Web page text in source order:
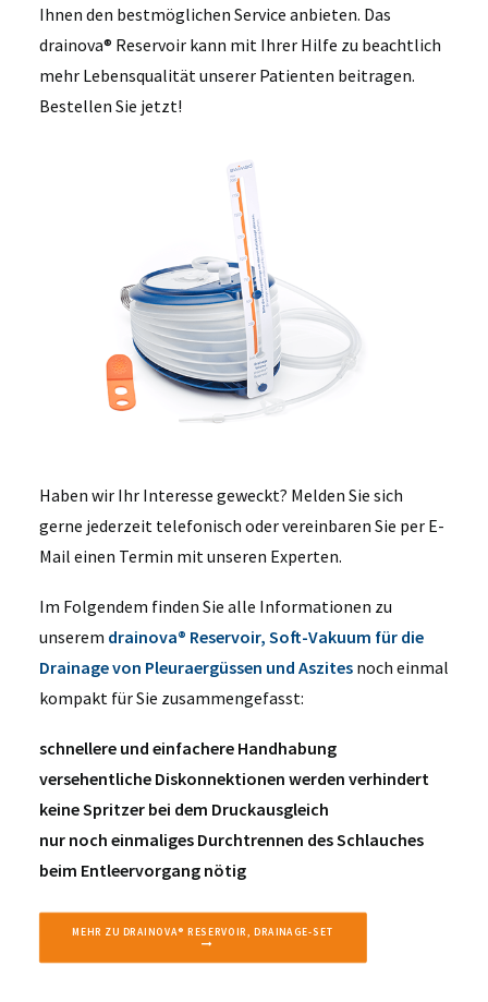
Ihnen den bestmöglichen Service anbieten. Das
drainova® Reservoir kann mit Ihrer Hilfe zu beachtlich
mehr Lebensqualität unserer Patienten beitragen.
Bestellen Sie jetzt!
Haben wir Ihr Interesse geweckt? Melden Sie sich
gerne jederzeit telefonisch oder vereinbaren Sie per E-
Mail einen Termin mit unseren Experten.
Im Folgendem finden Sie alle Informationen zu
unserem drainova® Reservoir, Soft-Vakuum für die
Drainage von Pleuraergüssen und Aszites noch einmal
kompakt für Sie zusammengefasst:
schnellere und einfachere Handhabung
versehentliche Diskonnektionen werden verhindert
keine Spritzer bei dem Druckausgleich
nur noch einmaliges Durchtrennen des Schlauches
beim Entleervorgang nötig
MEHR ZU DRAINOVA® RESERVOIR, DRAINAGE-SET